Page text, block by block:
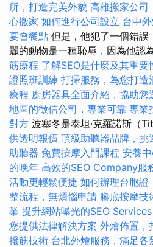
所，打造完美外貌 高雄搬家公司
心搬家 如何進行公司設立 台中
宴會餐點 但是，他犯了一個錯誤
麗的動物是一種恥辱，因為他認
筋療程 了解SEO是什麼及其重要
證照班訓練 打掃服務，為您打造
療程 廚房器具全面介紹，協助您
地區的徵信公司，專業可靠 專業
對方 波塞冬是泰坦·克羅諾斯（
供透明報價 頂級助聽器品牌，挑
助聽器 免費按摩入門課程 安養
的晚年 高效的SEO Company服
活動更輕鬆便捷 如何辦理台胞證
整流程，無煩惱申請 腳底按摩技
業 提升網站曝光的SEO Services
您提供法律解決方案 外燴佈置，
撥筋技術 台北外燴服務，滿足各